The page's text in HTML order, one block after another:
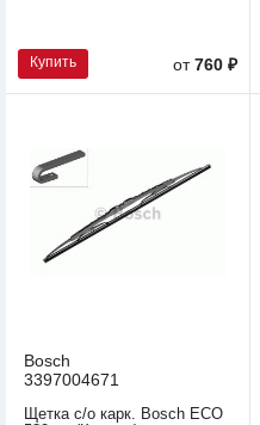
Купить от760 ₽
Bosch
3397004671
Щетка с/о карк. Bosch ECO